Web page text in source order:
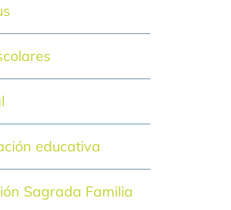
educativa
Sagrada Familia